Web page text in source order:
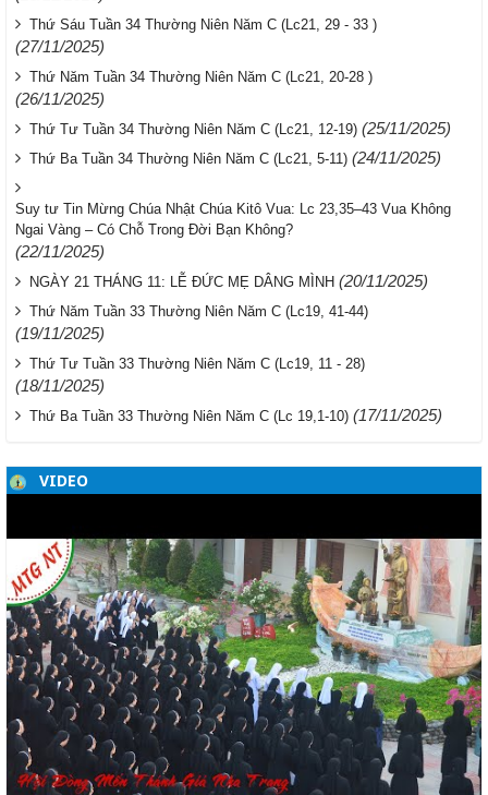
Thứ Sáu Tuần 34 Thường Niên Năm C (Lc21, 29 - 33 )
(27/11/2025)
Thứ Năm Tuần 34 Thường Niên Năm C (Lc21, 20-28 )
(26/11/2025)
Thứ Tư Tuần 34 Thường Niên Năm C (Lc21, 12-19) (25/11/2025)
Thứ Ba Tuần 34 Thường Niên Năm C (Lc21, 5-11) (24/11/2025)
Suy tư Tin Mừng Chúa Nhật Chúa Kitô Vua: Lc 23,35–43 Vua Không
Ngai Vàng – Có Chỗ Trong Đời Bạn Không?
(22/11/2025)
NGÀY 21 THÁNG 11: LỄ ĐỨC MẸ DÂNG MÌNH (20/11/2025)
Thứ Năm Tuần 33 Thường Niên Năm C (Lc19, 41-44)
(19/11/2025)
Thứ Tư Tuần 33 Thường Niên Năm C (Lc19, 11 - 28)
(18/11/2025)
Thứ Ba Tuần 33 Thường Niên Năm C (Lc 19,1-10) (17/11/2025)
VIDEO